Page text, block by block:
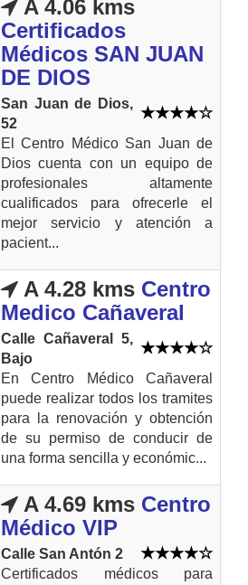
A 4.06 kms
Certificados
Médicos SAN JUAN
DE DIOS
San Juan de Dios,
52
El Centro Médico San Juan de
Dios cuenta con un equipo de
profesionales altamente
cualificados para ofrecerle el
mejor servicio y atención a
pacient...
A 4.28 kms Centro
Medico Cañaveral
Calle Cañaveral 5,
Bajo
En Centro Médico Cañaveral
puede realizar todos los tramites
para la renovación y obtención
de su permiso de conducir de
una forma sencilla y económic...
A 4.69 kms Centro
Médico VIP
Calle San Antón 2
Certificados médicos para